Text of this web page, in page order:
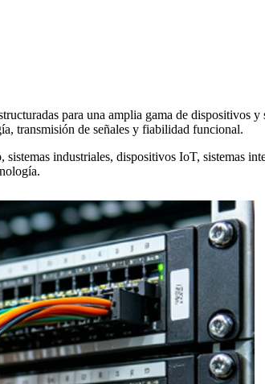
para una amplia gama de dispositivos
transmisión de señales y fiabilidad funcional.
industriales, dispositivos IoT, sistemas